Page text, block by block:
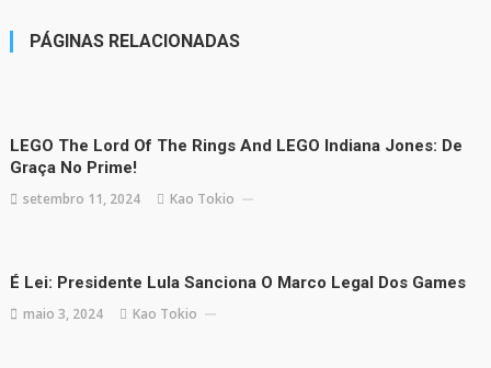
PÁGINAS RELACIONADAS
LEGO The Lord Of The Rings And LEGO Indiana Jones: De
Graça No Prime!
setembro 11, 2024 Kao Tokio
É Lei: Presidente Lula Sanciona O Marco Legal Dos Games
maio 3, 2024 Kao Tokio